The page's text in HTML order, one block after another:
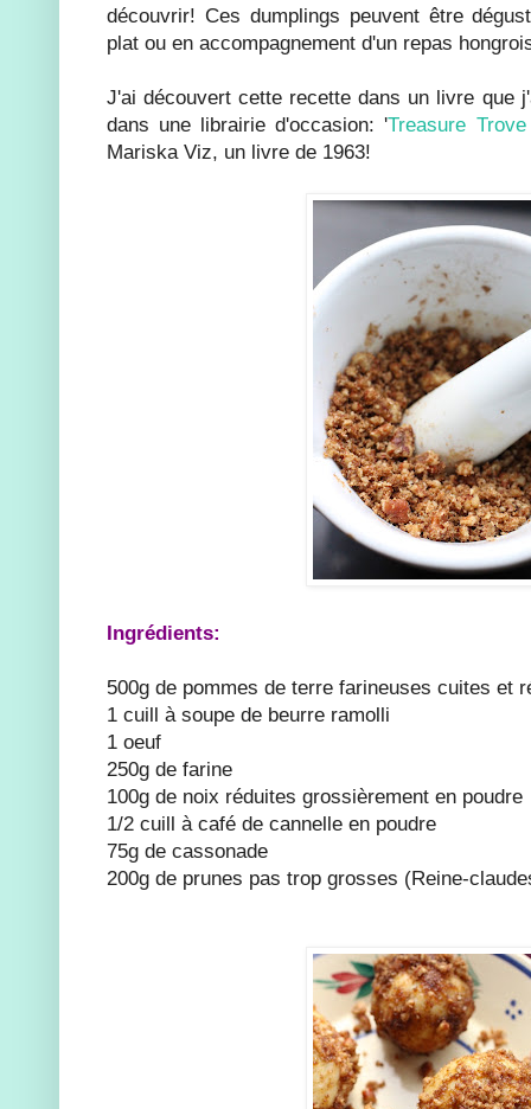
découvrir! Ces dumplings peuvent être
plat ou en accompagnement d'un repas
J'ai découvert cette recette dans un livre que
dans une librairie d'occasion: 'Treasure
Mariska Viz, un livre de 1963!
Ingrédients:
500g de pommes de terre farineuses cuites et
1 cuill à soupe de beurre ramolli
1 oeuf
250g de farine
100g de noix réduites grossièrement en poudre
1/2 cuill à café de cannelle en poudre
75g de cassonade
200g de prunes pas trop grosses (Reine-